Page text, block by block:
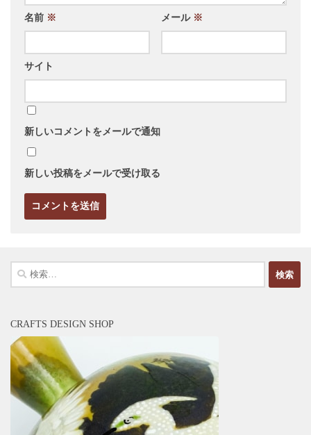
名前 ※ メール ※
サイト
新しいコメントをメールで通知
新しい投稿をメールで受け取る
検
索:
CRAFTS DESIGN SHOP